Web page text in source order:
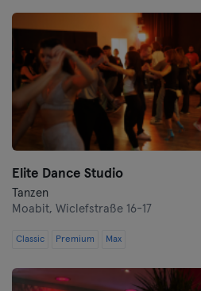
Elite Dance Studio
Tanzen
Moabit, Wiclefstraße 16-17
Classic Premium Max
Cottbus
Darmstadt
Dortmund
Dresden